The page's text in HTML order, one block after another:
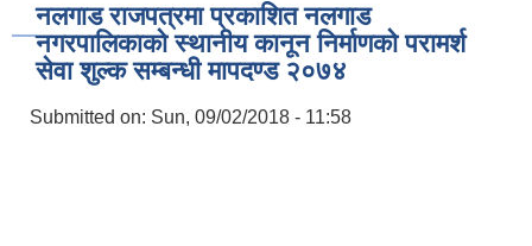
नलगाड राजपत्रमा प्रकाशित नलगाड
नगरपालिकाकाे स्थानीय कानून निर्माणकाे परामर्श
सेवा शुल्क सम्बन्धी मापदण्ड २०७४
Submitted on: Sun, 09/02/2018 - 11:58